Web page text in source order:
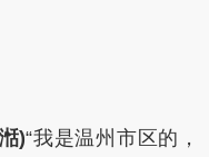
)“我是温州市区的，